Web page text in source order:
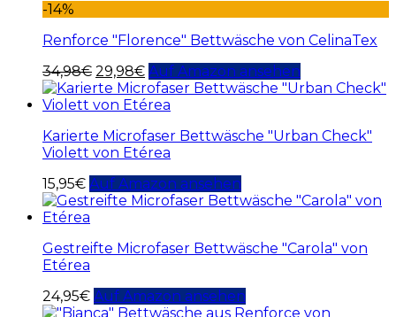
-14%
Renforce "Florence" Bettwäsche von CelinaTex
34,98€ 29,98€ Auf Amazon ansehen
Karierte Microfaser Bettwäsche "Urban Check"
Violett von Etérea
15,95€ Auf Amazon ansehen
Gestreifte Microfaser Bettwäsche "Carola" von
Etérea
24,95€ Auf Amazon ansehen